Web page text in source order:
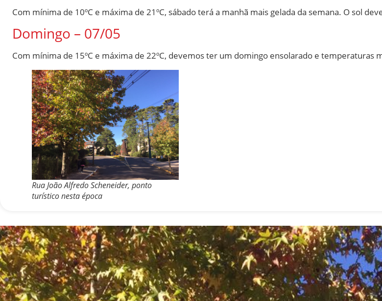
Com mínima de 10ºC e máxima de 21ºC, sábado terá a manhã mais gelada da semana. O sol
Domingo – 07/05
Com mínima de 15ºC e máxima de 22ºC, devemos ter um domingo ensolarado e temperaturas
Rua João Alfredo Scheneider, ponto
turístico nesta época